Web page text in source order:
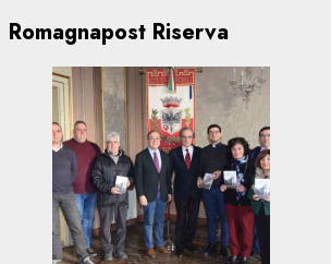
Romagnapost Riserva